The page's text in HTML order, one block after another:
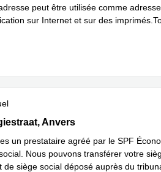
peut être utilisée comme
sur Internet et sur des
19, Anvers
Anvers
un prestataire agréé par le SPF
Nous pouvons transférer votre
de siège social déposé auprès du